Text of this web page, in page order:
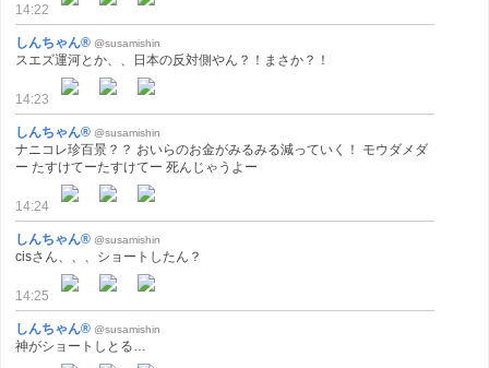
14:22
しんちゃん® @susamishin
スエズ運河とか、、日本の反対側やん？！まさか？！
14:23
しんちゃん® @susamishin
ナニコレ珍百景？？ おいらのお金がみるみる減っていく！ モウダメダ
ー たすけてーたすけてー 死んじゃうよー
14:24
しんちゃん® @susamishin
cisさん、、、ショートしたん？
14:25
しんちゃん® @susamishin
神がショートしとる…